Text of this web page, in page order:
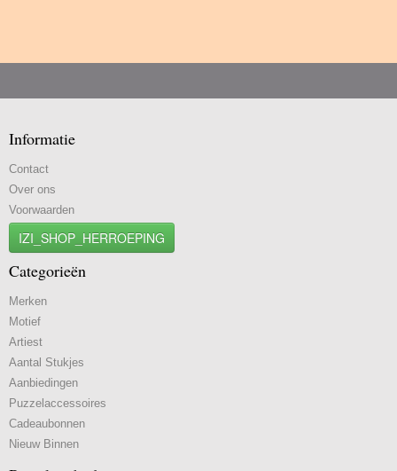
Informatie
Contact
Over ons
Voorwaarden
IZI_SHOP_HERROEPING
Categorieën
Merken
Motief
Artiest
Aantal Stukjes
Aanbiedingen
Puzzelaccessoires
Cadeaubonnen
Nieuw Binnen